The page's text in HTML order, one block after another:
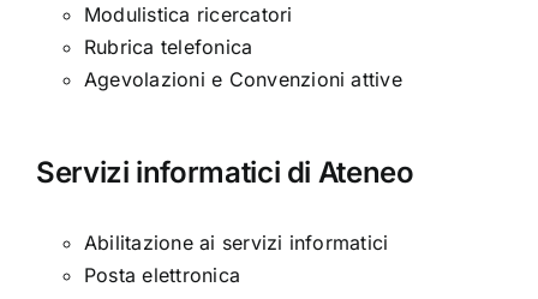
Modulistica ricercatori
Rubrica telefonica
Agevolazioni e Convenzioni attive
Servizi informatici di Ateneo
Abilitazione ai servizi informatici
Posta elettronica